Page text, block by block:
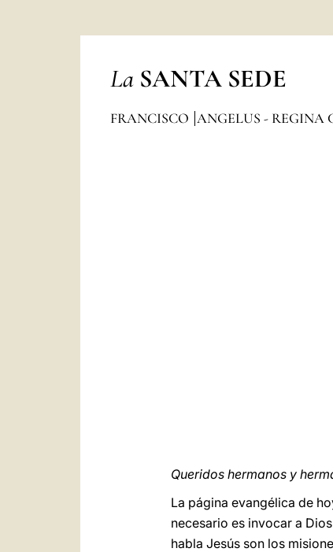
La SANTA SEDE
FRANCISCO ANGELUS - REGINA
Queridos hermanos y
La página evangélica de
necesario es invocar a
habla Jesús son los